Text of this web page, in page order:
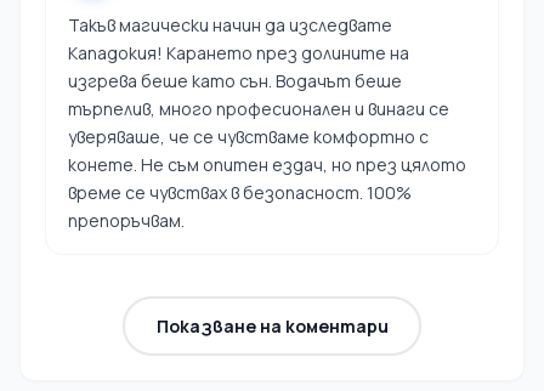
Такъв магически начин да изследвате
Кападокия! Карането през долините на
изгрева беше като сън. Водачът беше
търпелив, много професионален и винаги се
уверяваше, че се чувстваме комфортно с
конете. Не съм опитен ездач, но през цялото
време се чувствах в безопасност. 100%
препоръчвам.
Показване на коментари